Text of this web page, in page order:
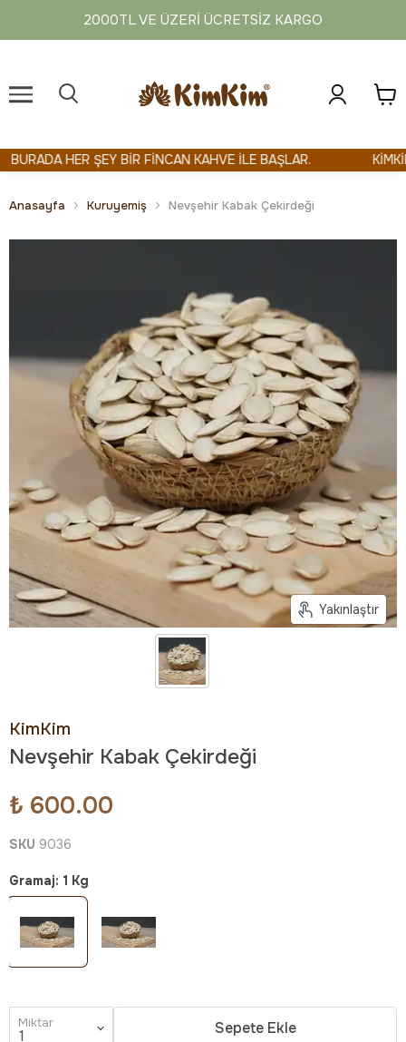
2000TL VE ÜZERI ÜCRETSIZ KARGO
HER ŞEY BİR FİNCAN KAHVE İLE BAŞLAR.
Anasayfa Kuruyemiş Nevşehir Kabak Çekirdeği
Yakınlaştır
KimKim
Nevşehir Kabak Çekirdeği
₺ 600.00
SKU 9036
Gramaj: 1 Kg
Miktar Sepete Ekle